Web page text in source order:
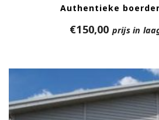
Authentieke
€150,00 prijs in